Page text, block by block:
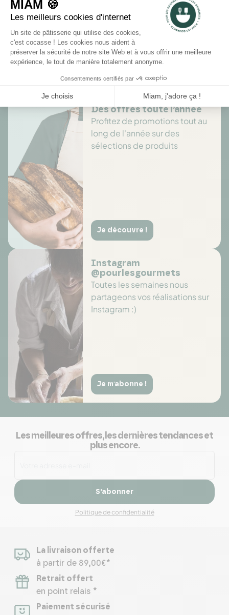
Il n'y a pas encore d'avis pour ce produit.
Des offres toute l’année
Profitez de promotions tout au
long de l'année sur des
sélections de produits
Je découvre !
Instagram
@pourlesgourmets
Toutes les semaines nous
partageons vos réalisations sur
Instagram :)
Je m'abonne !
Les meilleures offres, les dernières tendances et
plus encore.
S’abonner
Politique de confidentialité
La livraison offerte
à partir de 89,00€*
Retrait offert
en point relais *
Paiement sécurisé